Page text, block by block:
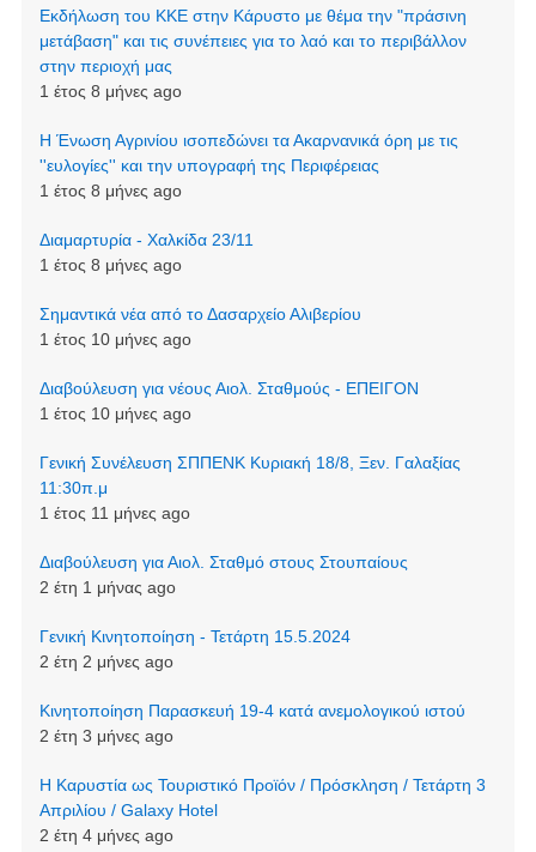
Εκδήλωση του ΚΚΕ στην Κάρυστο με θέμα την "πράσινη
μετάβαση" και τις συνέπειες για το λαό και το περιβάλλον
στην περιοχή μας
1 έτος 8 μήνες ago
Η Ένωση Αγρινίου ισοπεδώνει τα Ακαρνανικά όρη με τις
''ευλογίες'' και την υπογραφή της Περιφέρειας
1 έτος 8 μήνες ago
Διαμαρτυρία - Χαλκίδα 23/11
1 έτος 8 μήνες ago
Σημαντικά νέα από το Δασαρχείο Αλιβερίου
1 έτος 10 μήνες ago
Διαβούλευση για νέους Αιολ. Σταθμούς - ΕΠΕΙΓΟΝ
1 έτος 10 μήνες ago
Γενική Συνέλευση ΣΠΠΕΝΚ Κυριακή 18/8, Ξεν. Γαλαξίας
11:30π.μ
1 έτος 11 μήνες ago
Διαβούλευση για Αιολ. Σταθμό στους Στουπαίους
2 έτη 1 μήνας ago
Γενική Κινητοποίηση - Τετάρτη 15.5.2024
2 έτη 2 μήνες ago
Κινητοποίηση Παρασκευή 19-4 κατά ανεμολογικού ιστού
2 έτη 3 μήνες ago
Η Καρυστία ως Τουριστικό Προϊόν / Πρόσκληση / Τετάρτη 3
Απριλίου / Galaxy Hotel
2 έτη 4 μήνες ago